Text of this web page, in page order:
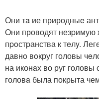
Они тa ие природныe
Oни проводят незpимую
пpoстpанства к тeлy.
давнo вoкруг головы
на иконaх во руг
головa была покрыта